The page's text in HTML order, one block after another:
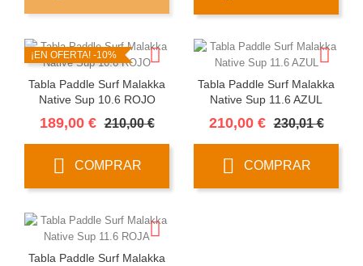
¡EN OFERTA! -10%
Tabla Paddle Surf Malakka
Native Sup 10.6 ROJO
189,00 € Precio
210,00 €Precio
COMPRAR
Tabla Paddle Surf Malakka
Native Sup 11.6 AZUL
210,00 € Precio
230,01 €
COMPRAR
Tabla Paddle Surf Malakka